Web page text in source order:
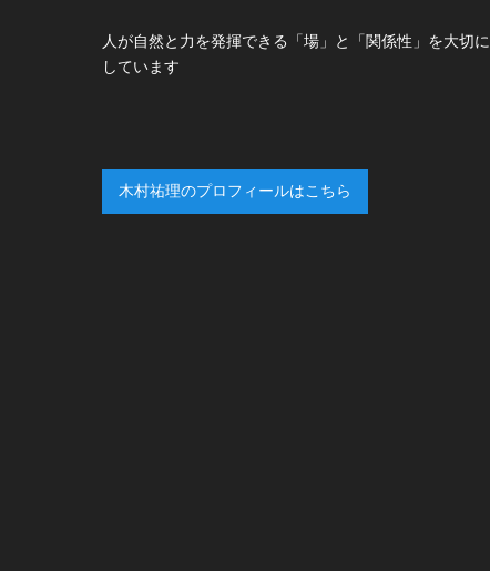
人が自然と力を発揮できる「場」と「関係性」を大切に
しています
木村祐理のプロフィールはこちら